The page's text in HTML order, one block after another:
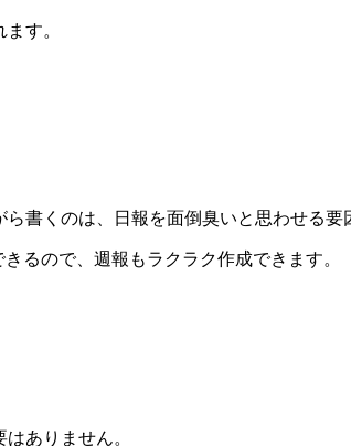
す。
書くのは、日報を面倒臭いと思わせる要
るので、週報もラクラク作成できます。
ありません。